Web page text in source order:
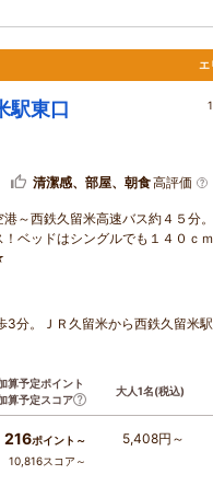
エ
駅東口
清潔感、部屋、朝食高評価
～西鉄久留米高速バス約４５分
ベッドはシングルでも１４０ｃ
3分。ＪＲ久留米から西鉄久留米
算予定ポイント
算予定スコア
大人1名(税込)
216ポイント～
10,816スコア～
5,408円～